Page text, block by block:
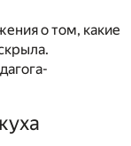
о том, какие